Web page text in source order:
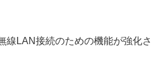
LAN接続のための機能が強化さ